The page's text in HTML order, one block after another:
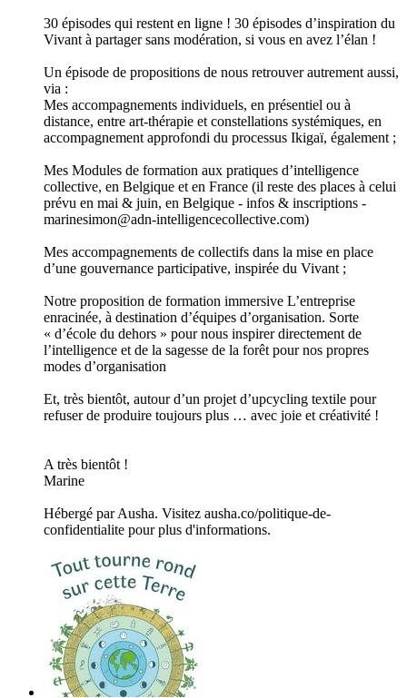
30 épisodes qui restent en ligne ! 30 épisodes d’inspiration du
Vivant à partager sans modération, si vous en avez l’élan !
Un épisode de propositions de nous retrouver autrement aussi,
via :
Mes accompagnements individuels, en présentiel ou à
distance, entre art-thérapie et constellations systémiques, en
accompagnement approfondi du processus Ikigaï, également ;
Mes Modules de formation aux pratiques d’intelligence
collective, en Belgique et en France (il reste des places à celui
prévu en mai & juin, en Belgique - infos & inscriptions -
marinesimon@adn-intelligencecollective.com)
Mes accompagnements de collectifs dans la mise en place
d’une gouvernance participative, inspirée du Vivant ;
Notre proposition de formation immersive L’entreprise
enracinée, à destination d’équipes d’organisation. Sorte
« d’école du dehors » pour nous inspirer directement de
l’intelligence et de la sagesse de la forêt pour nos propres
modes d’organisation
Et, très bientôt, autour d’un projet d’upcycling textile pour
refuser de produire toujours plus … avec joie et créativité !
A très bientôt !
Marine
Hébergé par Ausha. Visitez ausha.co/politique-de-
confidentialite pour plus d'informations.